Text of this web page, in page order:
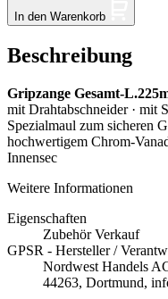
In den Warenkorb
Beschreibung
Gripzange Gesamt-
mit Drahtabschneider · mit
Spezialmaul zum sicheren
hochwertigem Chrom-
Innensec
Weitere Informationen
Eigenschaften
Zubehör Verkauf
GPSR - Hersteller /
Nordwest Handels
44263, Dortmund,